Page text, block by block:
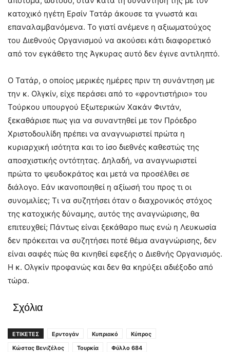
κατοχικό ηγέτη Ερσίν Τατάρ άκουσε τα γνωστά και
επαναλαμβανόμενα. Το γιατί ανέμενε η αξιωματούχος
του Διεθνούς Οργανισμού να ακούσει κάτι διαφορετικό
από τον εγκάθετο της Άγκυρας αυτό δεν έγινε αντιληπτό.
Ο Τατάρ, ο οποίος μερικές ημέρες πριν τη συνάντηση με
την κ. Ολγκίν, είχε περάσει από το «φροντιστήριο» του
Τούρκου υπουργού Εξωτερικών Χακάν Φιντάν,
ξεκαθάρισε πως για να συναντηθεί με τον Πρόεδρο
Χριστοδουλίδη πρέπει να αναγνωριστεί πρώτα η
κυριαρχική ισότητα και το ίσο διεθνές καθεστώς της
αποσχιστικής οντότητας. Δηλαδή, να αναγνωριστεί
πρώτα το ψευδοκράτος και μετά να προσέλθει σε
διάλογο. Εάν ικανοποιηθεί η αξίωσή του προς τι οι
συνομιλίες; Τι να συζητήσει όταν ο διαχρονικός στόχος
της κατοχικής δύναμης, αυτός της αναγνώρισης, θα
επιτευχθεί; Πάντως είναι ξεκάθαρο πως ενώ η Λευκωσία
δεν πρόκειται να συζητήσει ποτέ θέμα αναγνώρισης, δεν
είναι σαφές πώς θα κινηθεί εφεξής ο Διεθνής Οργανισμός.
Η κ. Ολγκίν προφανώς και δεν θα κηρύξει αδιέξοδο από
τώρα.
Σχόλια
ΕΤΙΚΕΤΕΣ Ερντογάν Κυπριακό
Κύπρος
Κώστας Βενιζέλος
Τουρκία Φύλλο 684